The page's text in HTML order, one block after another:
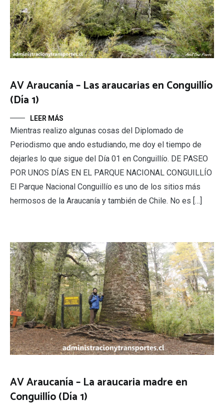
AV Araucanía – Las araucarias en Conguillío
(Día 1)
LEER MÁS
Mientras realizo algunas cosas del Diplomado de
Periodismo que ando estudiando, me doy el tiempo de
dejarles lo que sigue del Día 01 en Conguillío. DE PASEO
POR UNOS DÍAS EN EL PARQUE NACIONAL CONGUILLÍO
El Parque Nacional Conguillío es uno de los sitios más
hermosos de la Araucanía y también de Chile. No es […]
AV Araucanía – La araucaria madre en
Conguillío (Día 1)